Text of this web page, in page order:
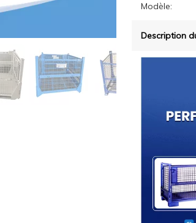
Modèle:
Description